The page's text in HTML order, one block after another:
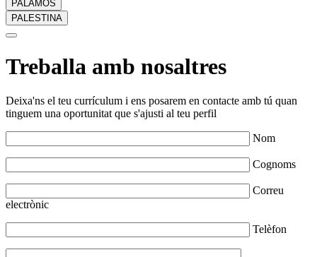
PALAMÓS
PALESTINA
Treballa amb nosaltres
Deixa'ns el teu currículum i ens posarem en contacte amb tú quan
tinguem una oportunitat que s'ajusti al teu perfil
Nom
Cognoms
Correu
electrònic
Telèfon